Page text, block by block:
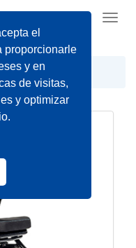
el
proporcionarle
y en
de visitas,
y optimizar